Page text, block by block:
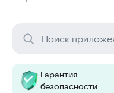
Гарантия
безопасности